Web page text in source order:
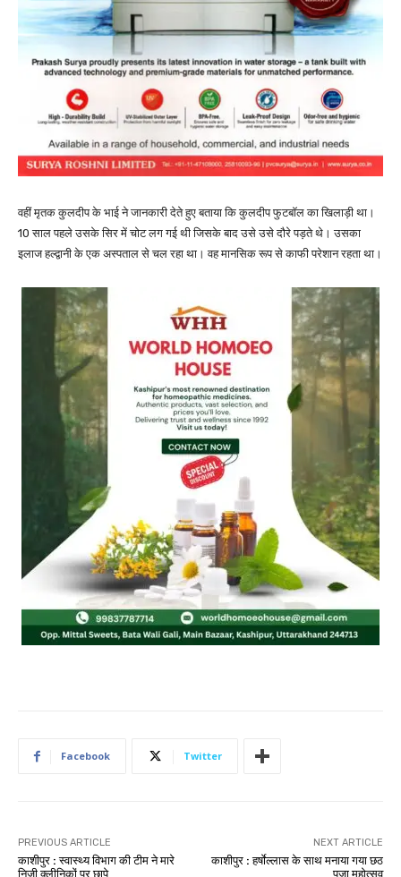
वहीं मृतक कुलदीप के भाई ने जानकारी देते हुए बताया कि कुलदीप फुटबॉल का खिलाड़ी था।
10 साल पहले उसके सिर में चोट लग गई थी जिसके बाद उसे उसे दौरे पड़ते थे। उसका
इलाज हल्द्वानी के एक अस्पताल से चल रहा था। वह मानसिक रूप से काफी परेशान रहता था।
Facebook Twitter
PREVIOUS ARTICLE
काशीपुर : स्वास्थ्य विभाग की टीम ने मारे
निजी क्लीनिकों पर छापे
NEXT ARTICLE
काशीपुर : हर्षाेल्लास के साथ मनाया गया छठ
पूजा महोत्सव